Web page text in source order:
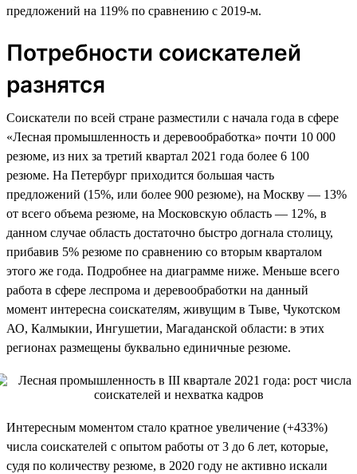
предложений на 119% по сравнению с 2019-м.
Потребности соискателей
разнятся
Соискатели по всей стране разместили с начала года в сфере
«Лесная промышленность и деревообработка» почти 10 000
резюме, из них за третий квартал 2021 года более 6 100
резюме. На Петербург приходится большая часть
предложений (15%, или более 900 резюме), на Москву — 13%
от всего объема резюме, на Московскую область — 12%, в
данном случае область достаточно быстро догнала столицу,
прибавив 5% резюме по сравнению со вторым кварталом
этого же года. Подробнее на диаграмме ниже. Меньше всего
работа в сфере леспрома и деревообработки на данный
момент интересна соискателям, живущим в Тыве, Чукотском
АО, Калмыкии, Ингушетии, Магаданской области: в этих
регионах размещены буквально единичные резюме.
Интересным моментом стало кратное увеличение (+433%)
числа соискателей с опытом работы от 3 до 6 лет, которые,
судя по количеству резюме, в 2020 году не активно искали